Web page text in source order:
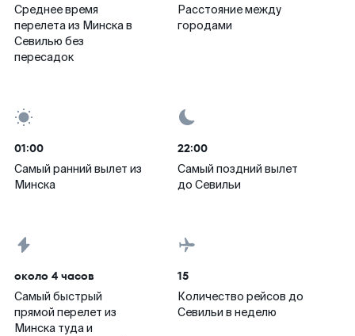
Среднее время
перелета из Минска в
Севилью без
пересадок
Расстояние между
городами
01:00
Самый ранний вылет из
Минска
22:00
Самый поздний вылет
до Севильи
около 4 часов
Самый быстрый
прямой перелет из
Минска туда и
15
Количество рейсов до
Севильи в неделю